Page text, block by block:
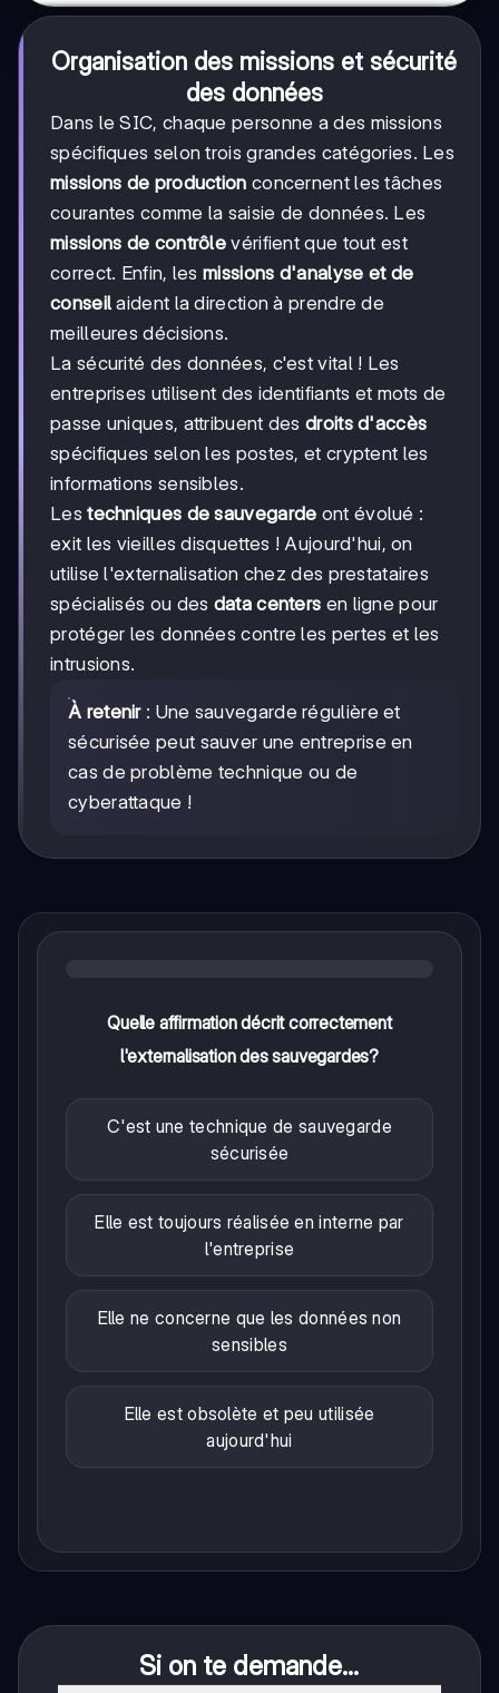
Organisation des missions et sécurité
des données
Dans le SIC, chaque personne a des missions
spécifiques selon trois grandes catégories. Les
missions de production concernent les tâches
courantes comme la saisie de données. Les
missions de contrôle vérifient que tout est
correct. Enfin, lesmissions d'analyse et de
conseil aident la direction à prendre de
meilleures décisions.
La sécurité des données, c'est vital ! Les
entreprises utilisent des identifiants et mots de
passe uniques, attribuent desdroits d'accès
spécifiques selon les postes, et cryptent les
informations sensibles.
Lestechniques de sauvegarde ont évolué :
exit les vieilles disquettes ! Aujourd'hui, on
utilise l'externalisation chez des prestataires
spécialisés ou des data centers en ligne pour
protéger les données contre les pertes et les
intrusions.
À retenir: Une sauvegarde régulière et
sécurisée peut sauver une entreprise en
cas de problème technique ou de
cyberattaque !
Quelle affirmation décrit correctement
l'externalisation des sauvegardes?
C'est une technique de sauvegarde
sécurisée
Elle est toujours réalisée en interne par
l'entreprise
Elle ne concerne que les données non
sensibles
Elle est obsolète et peu utilisée
aujourd'hui
Si on te demande...